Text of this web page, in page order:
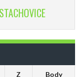
Z Body